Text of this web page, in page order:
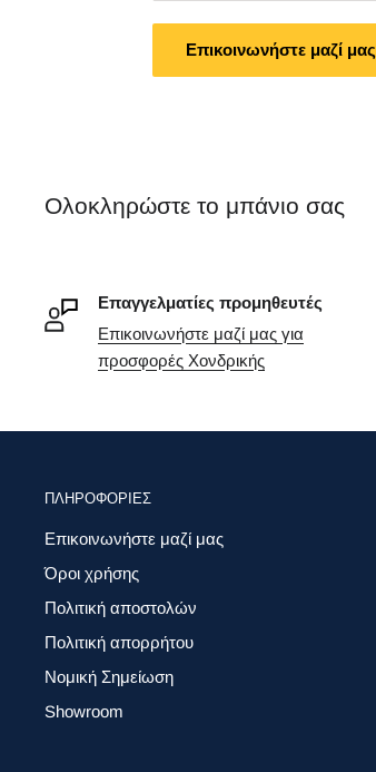
Επικοινωνήστε μαζί μας
Ολοκληρώστε το μπάνιο σας
Επαγγελματίες προμηθευτές
Επικοινωνήστε μαζί μας για
προσφορές Χονδρικής
ΠΛΗΡΟΦΟΡΊΕΣ
Επικοινωνήστε μαζί μας
Όροι χρήσης
Πολιτική αποστολών
Πολιτική απορρήτου
Νομική Σημείωση
Showroom